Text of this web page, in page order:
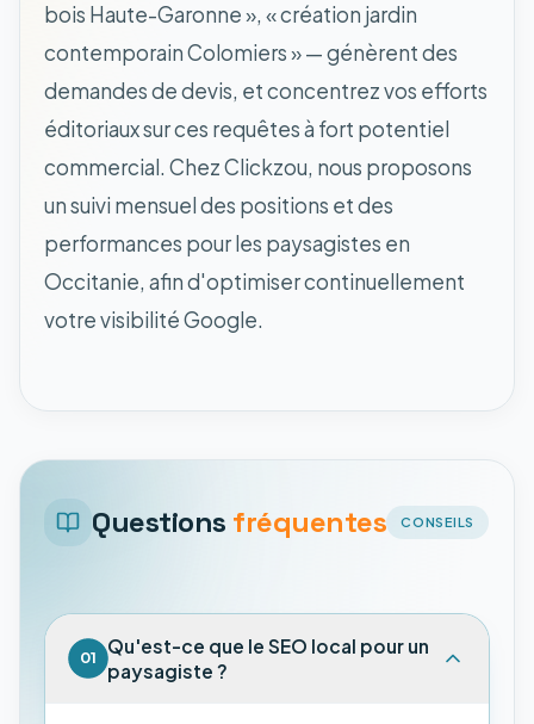
bois Haute-Garonne », « création jardin
contemporain Colomiers » — génèrent des
demandes de devis, et concentrez vos efforts
éditoriaux sur ces requêtes à fort potentiel
commercial. Chez Clickzou, nous proposons
un suivi mensuel des positions et des
performances pour les paysagistes en
Occitanie, afin d'optimiser continuellement
votre visibilité Google.
Questions fréquentes CONSEILS
01
Qu'est-ce que le SEO local pour un
paysagiste ?